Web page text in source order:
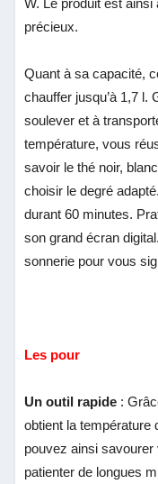
précieux.
Quant à sa capacité,
chauffer jusqu’à 1,7 l.
soulever et à
température, vous
savoir le thé noir,
choisir le degré
durant 60 minutes.
son grand écran
sonnerie pour vous
Les pour
Un outil rapide :
obtient la température
pouvez ainsi
patienter de longues